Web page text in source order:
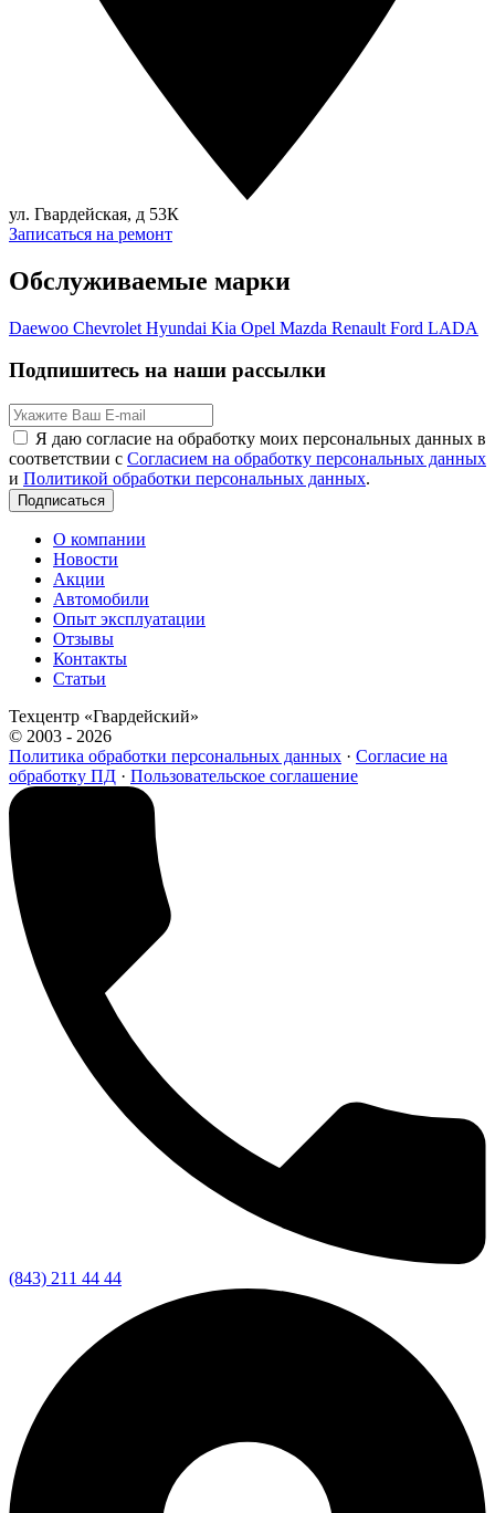
ул. Гвардейская, д 53К
Записаться на ремонт
Обслуживаемые марки
Daewoo Chevrolet Hyundai Kia Opel Mazda Renault Ford LADA
Подпишитесь на наши рассылки
Я даю согласие на обработку моих персональных данных в
соответствии с Согласием на обработку персональных данных
и Политикой обработки персональных данных.
Подписаться
О компании
Новости
Акции
Автомобили
Опыт эксплуатации
Отзывы
Контакты
Статьи
Техцентр «Гвардейский»
© 2003 - 2026
Политика обработки персональных данных · Согласие на
обработку ПД · Пользовательское соглашение
(843) 211 44 44